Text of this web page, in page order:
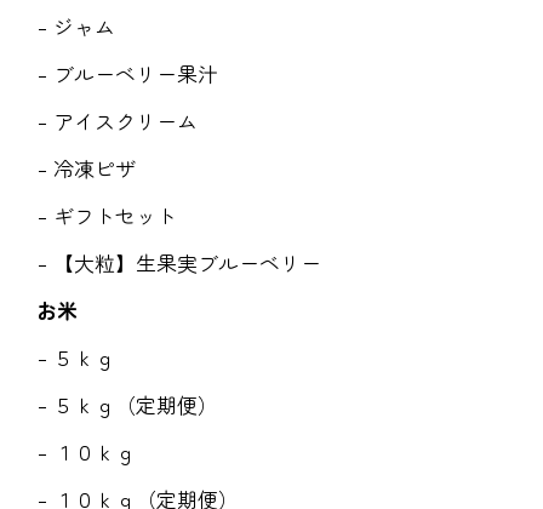
ジャム
ブルーベリー果汁
アイスクリーム
冷凍ピザ
ギフトセット
【大粒】生果実ブルーベリー
お米
５ｋｇ
５ｋｇ（定期便）
１０ｋｇ
１０ｋｇ（定期便）